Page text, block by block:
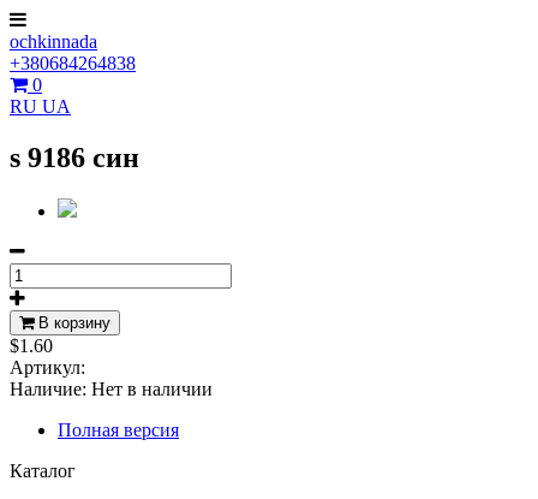
ochkinnada
+380684264838
0
RU UA
s 9186 син
В корзину
$1.60
Артикул:
Наличие: Нет в наличии
Полная версия
Каталог